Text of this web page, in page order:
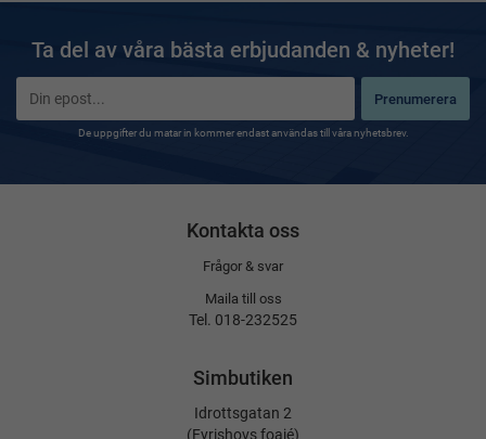
Ta del av våra bästa erbjudanden & nyheter!
Prenumerera
De uppgifter du matar in kommer endast användas till våra nyhetsbrev.
Kontakta oss
Frågor & svar
Maila till oss
Tel. 018-232525
Simbutiken
Idrottsgatan 2